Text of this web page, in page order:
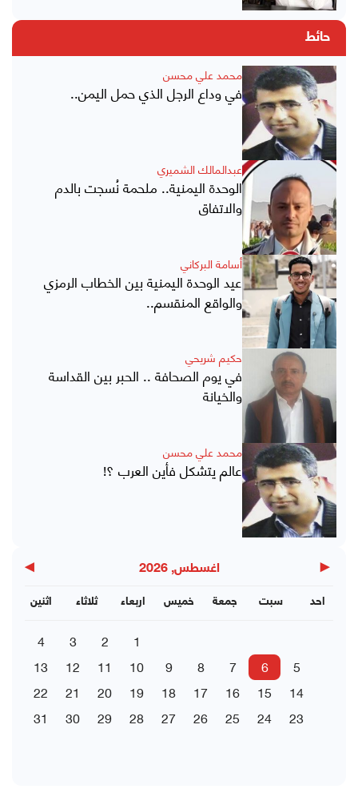
حائط
محمد علي محسن
في وداع الرجل الذي حمل اليمن..
عبدالمالك الشميري
الوحدة اليمنية.. ملحمة نُسجت بالدم
والاتفاق
أسامة البركاني
عيد الوحدة اليمنية بين الخطاب الرمزي
والواقع المنقسم..
حكيم شريحي
في يوم الصحافة .. الحبر بين القداسة
والخيانة
محمد علي محسن
عالم يتشكل فأين العرب ؟!
◀ اغسطس, 2026 ▶
اثنين ثلاثاء اربعاء خميس جمعة سبت احد
1
2
3
4
5
6
7
8
9
10
11
12
13
14
15
16
17
18
19
20
21
22
23
24
25
26
27
28
29
30
31